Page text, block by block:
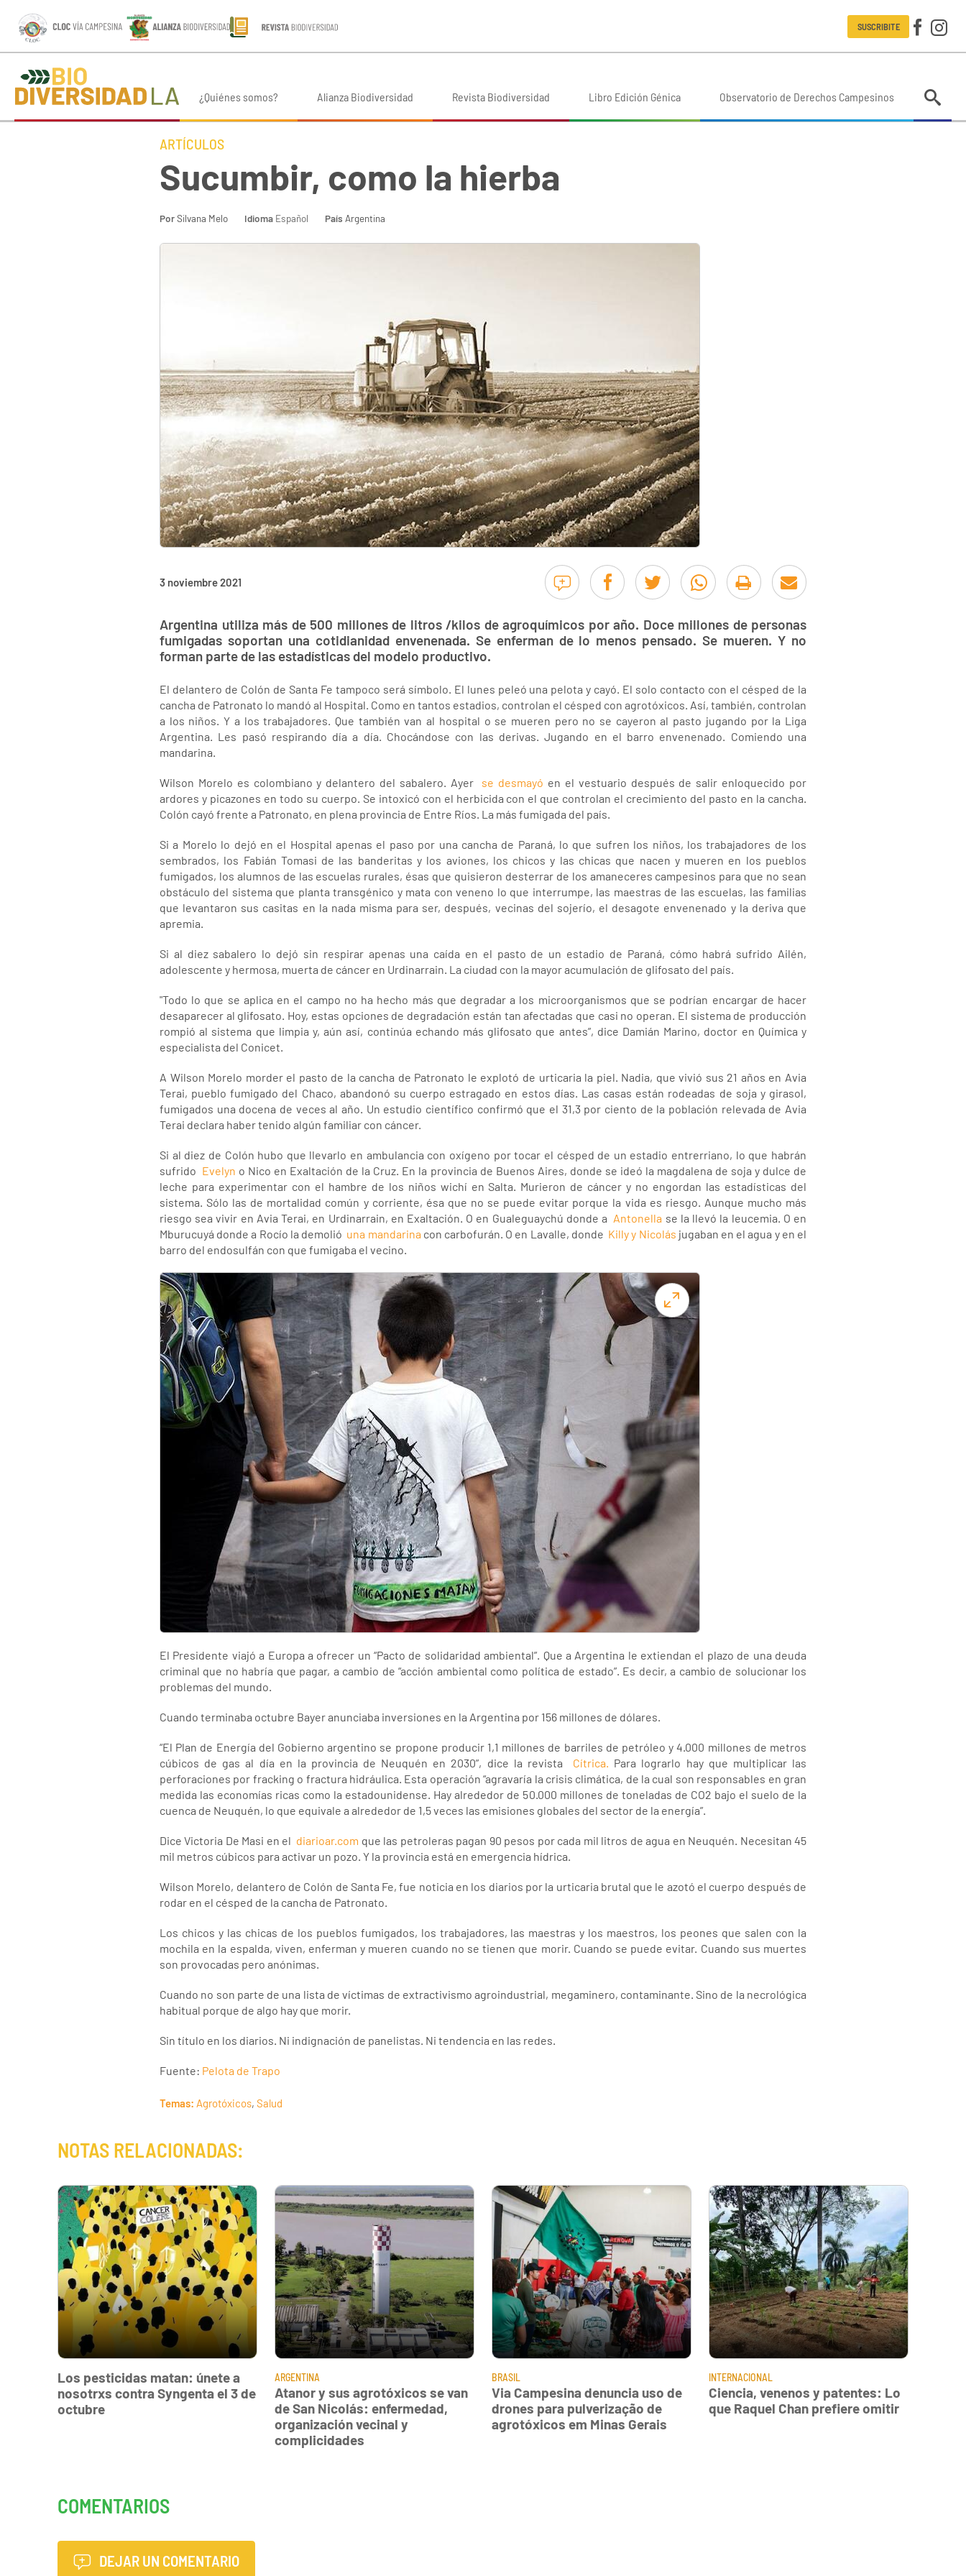
SUSCRIBITE
¿Quiénes somos? Alianza Biodiversidad Revista Biodiversidad Libro Edición Génica Observatorio de Derechos Campesinos
ARTÍCULOS
Sucumbir, como la hierba
PorSilvana Melo Idioma Español País Argentina
3 noviembre 2021
Argentina utiliza más de 500 millones de litros /kilos de agroquímicos por año. Doce millones de personas
fumigadas soportan una cotidianidad envenenada. Se enferman de lo menos pensado. Se mueren. Y no
forman parte de las estadísticas del modelo productivo.
El delantero de Colón de Santa Fe tampoco será símbolo. El lunes peleó una pelota y cayó. El solo contacto con el césped de la
cancha de Patronato lo mandó al Hospital. Como en tantos estadios, controlan el césped con agrotóxicos. Así, también, controlan
a los niños. Y a los trabajadores. Que también van al hospital o se mueren pero no se cayeron al pasto jugando por la Liga
Argentina. Les pasó respirando día a día. Chocándose con las derivas. Jugando en el barro envenenado. Comiendo una
mandarina.
Wilson Morelo es colombiano y delantero del sabalero. Ayer se desmayó en el vestuario después de salir enloquecido por
ardores y picazones en todo su cuerpo. Se intoxicó con el herbicida con el que controlan el crecimiento del pasto en la cancha.
Colón cayó frente a Patronato, en plena provincia de Entre Ríos. La más fumigada del país.
Si a Morelo lo dejó en el Hospital apenas el paso por una cancha de Paraná, lo que sufren los niños, los trabajadores de los
sembrados, los Fabián Tomasi de las banderitas y los aviones, los chicos y las chicas que nacen y mueren en los pueblos
fumigados, los alumnos de las escuelas rurales, ésas que quisieron desterrar de los amaneceres campesinos para que no sean
obstáculo del sistema que planta transgénico y mata con veneno lo que interrumpe, las maestras de las escuelas, las familias
que levantaron sus casitas en la nada misma para ser, después, vecinas del sojerío, el desagote envenenado y la deriva que
apremia.
Si al diez sabalero lo dejó sin respirar apenas una caída en el pasto de un estadio de Paraná, cómo habrá sufrido Ailén,
adolescente y hermosa, muerta de cáncer en Urdinarrain. La ciudad con la mayor acumulación de glifosato del país.
"Todo lo que se aplica en el campo no ha hecho más que degradar a los microorganismos que se podrían encargar de hacer
desaparecer al glifosato. Hoy, estas opciones de degradación están tan afectadas que casi no operan. El sistema de producción
rompió al sistema que limpia y, aún así, continúa echando más glifosato que antes”, dice Damián Marino, doctor en Química y
especialista del Conicet.
A Wilson Morelo morder el pasto de la cancha de Patronato le explotó de urticaria la piel. Nadia, que vivió sus 21 años en Avia
Terai, pueblo fumigado del Chaco, abandonó su cuerpo estragado en estos días. Las casas están rodeadas de soja y girasol,
fumigados una docena de veces al año. Un estudio científico confirmó que el 31,3 por ciento de la población relevada de Avia
Terai declara haber tenido algún familiar con cáncer.
Si al diez de Colón hubo que llevarlo en ambulancia con oxígeno por tocar el césped de un estadio entrerriano, lo que habrán
sufrido Evelyn o Nico en Exaltación de la Cruz. En la provincia de Buenos Aires, donde se ideó la magdalena de soja y dulce de
leche para experimentar con el hambre de los niños wichí en Salta. Murieron de cáncer y no engordan las estadísticas del
sistema. Sólo las de mortalidad común y corriente, ésa que no se puede evitar porque la vida es riesgo. Aunque mucho más
riesgo sea vivir en Avia Terai, en Urdinarrain, en Exaltación. O en Gualeguaychú donde a Antonella se la llevó la leucemia. O en
Mburucuyá donde a Rocío la demolió una mandarinacon carbofurán. O en Lavalle, donde Killy y Nicolás jugaban en el agua y en el
barro del endosulfán con que fumigaba el vecino.
El Presidente viajó a Europa a ofrecer un “Pacto de solidaridad ambiental”. Que a Argentina le extiendan el plazo de una deuda
criminal que no habría que pagar, a cambio de “acción ambiental como política de estado”. Es decir, a cambio de solucionar los
problemas del mundo.
Cuando terminaba octubre Bayer anunciaba inversiones en la Argentina por 156 millones de dólares.
“El Plan de Energía del Gobierno argentino se propone producir 1,1 millones de barriles de petróleo y 4.000 millones de metros
cúbicos de gas al día en la provincia de Neuquén en 2030”, dice la revista Cítrica. Para lograrlo hay que multiplicar las
perforaciones por fracking o fractura hidráulica. Esta operación “agravaría la crisis climática, de la cual son responsables en gran
medida las economías ricas como la estadounidense. Hay alrededor de 50.000 millones de toneladas de CO2 bajo el suelo de la
cuenca de Neuquén, lo que equivale a alrededor de 1,5 veces las emisiones globales del sector de la energía”.
Dice Victoria De Masi en el diarioar.com que las petroleras pagan 90 pesos por cada mil litros de agua en Neuquén. Necesitan 45
mil metros cúbicos para activar un pozo. Y la provincia está en emergencia hídrica.
Wilson Morelo, delantero de Colón de Santa Fe, fue noticia en los diarios por la urticaria brutal que le azotó el cuerpo después de
rodar en el césped de la cancha de Patronato.
Los chicos y las chicas de los pueblos fumigados, los trabajadores, las maestras y los maestros, los peones que salen con la
mochila en la espalda, viven, enferman y mueren cuando no se tienen que morir. Cuando se puede evitar. Cuando sus muertes
son provocadas pero anónimas.
Cuando no son parte de una lista de víctimas de extractivismo agroindustrial, megaminero, contaminante. Sino de la necrológica
habitual porque de algo hay que morir.
Sin título en los diarios. Ni indignación de panelistas. Ni tendencia en las redes.
Fuente: Pelota de Trapo
Temas: Agrotóxicos, Salud
NOTAS RELACIONADAS:
Los pesticidas matan: únete a
nosotrxs contra Syngenta el 3 de
octubre
ARGENTINA
Atanor y sus agrotóxicos se van
de San Nicolás: enfermedad,
organización vecinal y
complicidades
BRASIL
Via Campesina denuncia uso de
drones para pulverização de
agrotóxicos em Minas Gerais
INTERNACIONAL
Ciencia, venenos y patentes: Lo
que Raquel Chan prefiere omitir
COMENTARIOS
DEJAR UN COMENTARIO